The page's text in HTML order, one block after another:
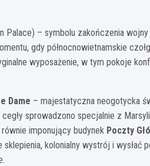
Palace) – symbolu zakończenia
gdy północnowietnamskie
wyposażenie, w tym pokoje
Dame – majestatyczna neogotycka
sprowadzono specjalnie z
imponujący budynek Poczty
sklepienia, kolonialny wystrój i